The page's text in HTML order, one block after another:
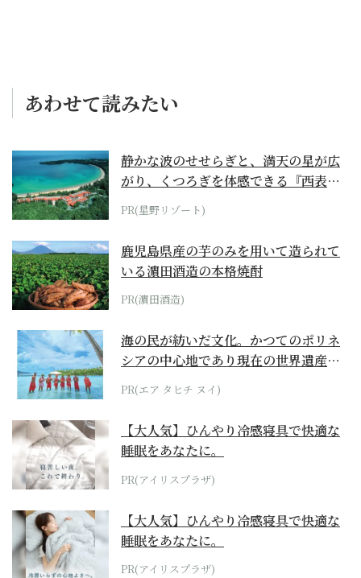
あわせて読みたい
静かな波のせせらぎと、満天の星が広
がり、くつろぎを体感できる『西表島
ホテル by...
PR(星野リゾート)
鹿児島県産の芋のみを用いて造られて
いる濵田酒造の本格焼酎
PR(濵田酒造)
海の民が紡いだ文化。かつてのポリネ
シアの中心地であり現在の世界遺産か
らみえてくる...
PR(エア タヒチ ヌイ)
【大人気】ひんやり冷感寝具で快適な
睡眠をあなたに。
PR(アイリスプラザ)
【大人気】ひんやり冷感寝具で快適な
睡眠をあなたに。
PR(アイリスプラザ)